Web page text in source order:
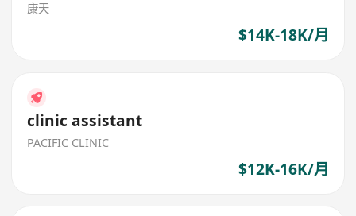
康天
$14K-18K/月
clinic assistant
PACIFIC CLINIC
$12K-16K/月